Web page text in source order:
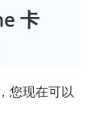
卡
您现在可以